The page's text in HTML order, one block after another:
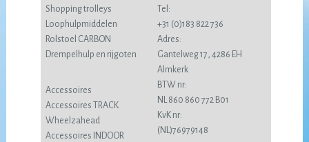
Shopping trolleys
Loophulpmiddelen
Rolstoel CARBON
Drempelhulp en rijgoten
Accessoires
Accessoires TRACK
Wheelzahead
Accessoires INDOOR
Tel:
+31 (0)183 822 736
Adres:
Gantelweg 17, 4286 EH
Almkerk
BTW nr:
NL 860 860 772 B01
KvK nr:
(NL)76979148